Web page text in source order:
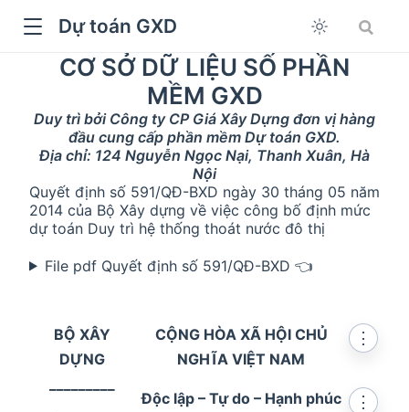
Dự toán GXD
CƠ SỞ DỮ LIỆU SỐ PHẦN
MỀM GXD
Duy trì bởi Công ty CP Giá Xây Dựng đơn vị hàng
đầu cung cấp phần mềm Dự toán GXD.
Địa chỉ: 124 Nguyễn Ngọc Nại, Thanh Xuân, Hà
Nội
Quyết định số 591/QĐ-BXD ngày 30 tháng 05 năm
2014 của Bộ Xây dựng về việc công bố định mức
dự toán Duy trì hệ thống thoát nước đô thị
File pdf Quyết định số 591/QĐ-BXD 👈
BỘ XÂY
DỰNG
CỘNG HÒA XÃ HỘI CHỦ
NGHĨA VIỆT NAM
⋮
Độc lập – Tự do – Hạnh phúc
⋮